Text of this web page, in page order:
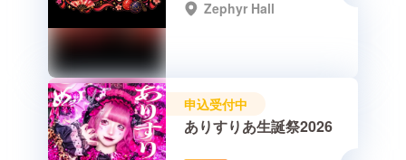
Zephyr Hall
申込受付中
ありすりあ生誕祭2026